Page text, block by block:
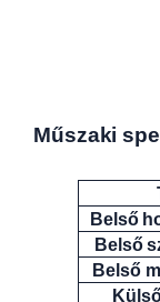
Műszaki
Belső
Belső
Belső